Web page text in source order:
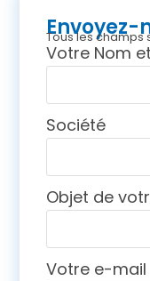
Envoyez-
Tous les champs
Votre Nom
Société
Objet de
Votre e-mail